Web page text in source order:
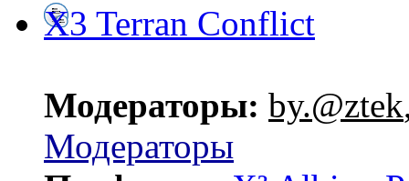
X3 Terran Conflict
Модераторы: by.@ztek
Модераторы